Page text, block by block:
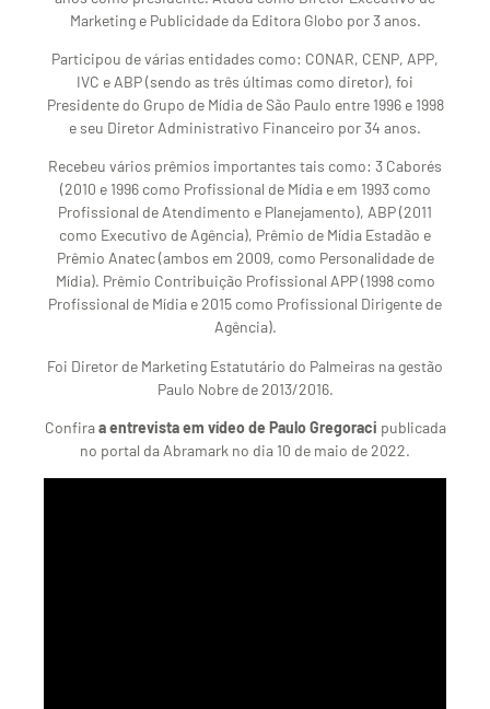
Marketing e Publicidade da Editora Globo por 3 anos.
Participou de várias entidades como: CONAR, CENP, APP,
IVC e ABP (sendo as três últimas como diretor), foi
Presidente do Grupo de Mídia de São Paulo entre 1996 e 1998
e seu Diretor Administrativo Financeiro por 34 anos.
Recebeu vários prêmios importantes tais como: 3 Caborés
(2010 e 1996 como Profissional de Mídia e em 1993 como
Profissional de Atendimento e Planejamento), ABP (2011
como Executivo de Agência), Prêmio de Mídia Estadão e
Prêmio Anatec (ambos em 2009, como Personalidade de
Mídia). Prêmio Contribuição Profissional APP (1998 como
Profissional de Mídia e 2015 como Profissional Dirigente de
Agência).
Foi Diretor de Marketing Estatutário do Palmeiras na gestão
Paulo Nobre de 2013/2016.
Confiraa entrevista em vídeo de Paulo Gregoraci publicada
no portal da Abramark no dia 10 de maio de 2022.